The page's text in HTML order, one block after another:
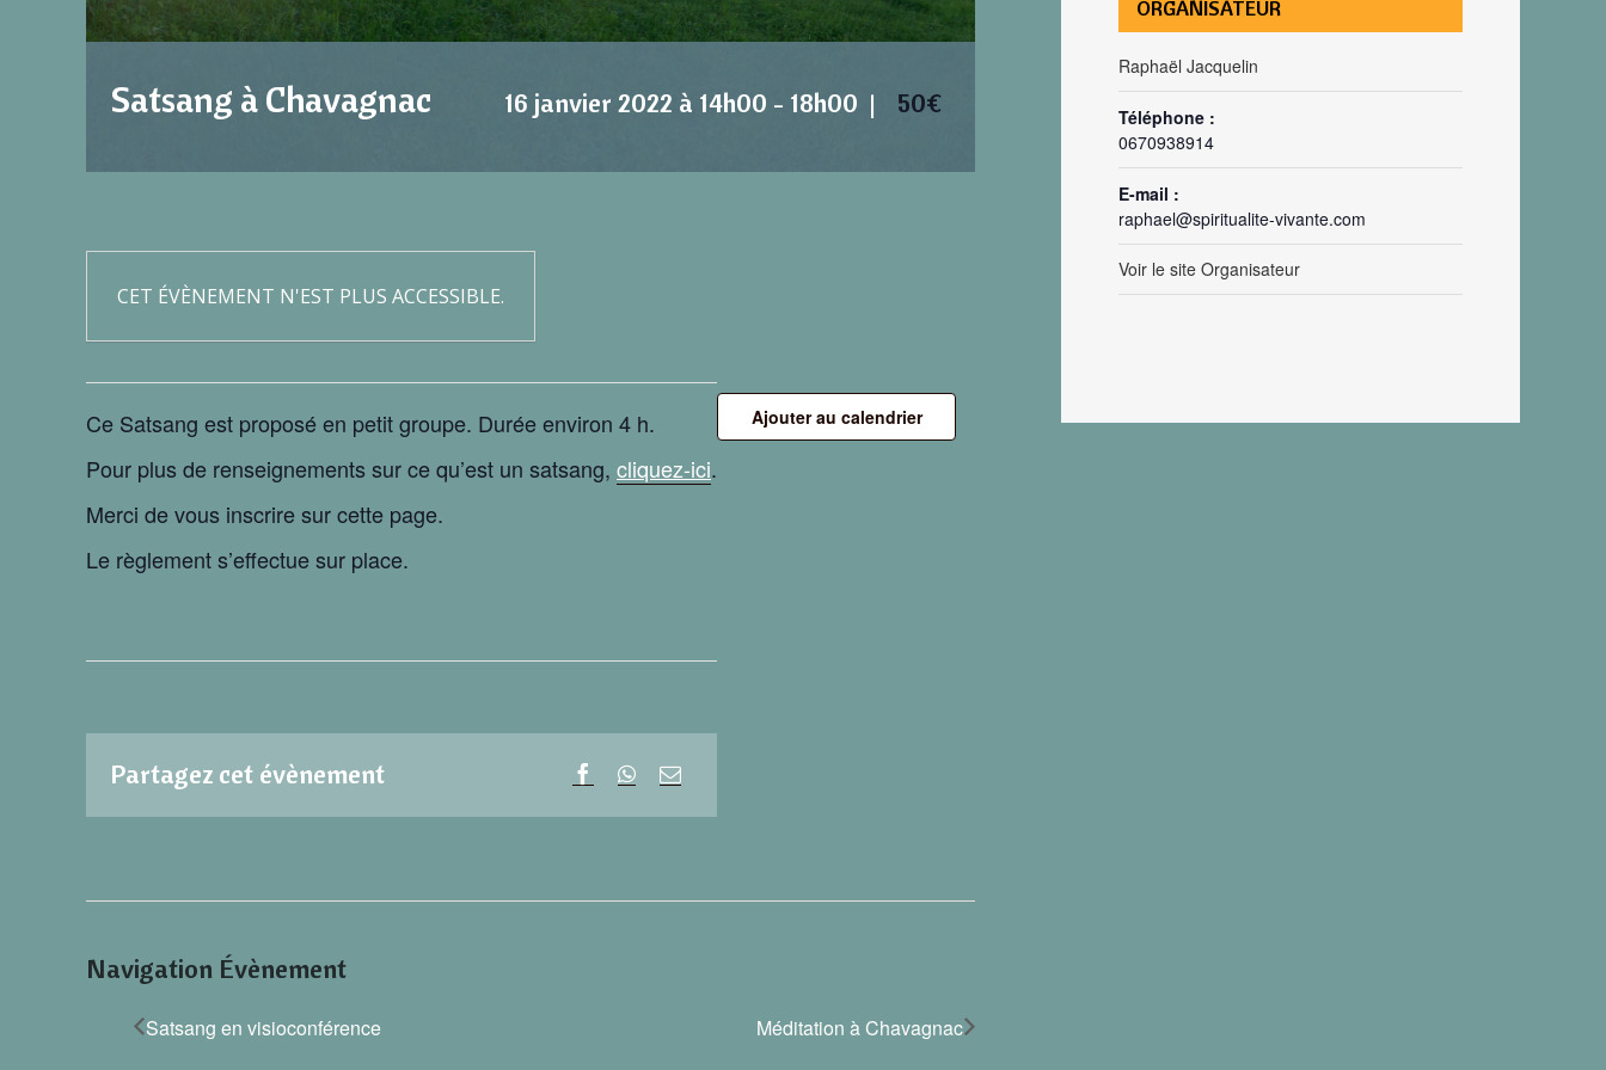
Satsang à Chavagnac 16 janvier 2022 à 14h00 - 18h00 | 50€
CET ÉVÈNEMENT N'EST PLUS ACCESSIBLE.
Ce Satsang est proposé en petit groupe. Durée environ 4 h.
Pour plus de renseignements sur ce qu’est un satsang, cliquez-ici.
Merci de vous inscrire sur cette page.
Le règlement s’effectue sur place.
Partagez cet évènement
Ajouter au calendrier
Navigation Évènement
Satsang en visioconférence Méditation à Chavagnac
ORGANISATEUR
Raphaël Jacquelin
Téléphone :
0670938914
E-mail :
raphael@spiritualite-vivante.com
Voir le site Organisateur